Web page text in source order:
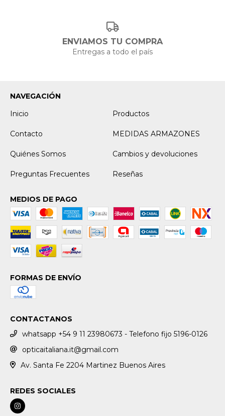
ENVIAMOS TU COMPRA
Entregas a todo el país
NAVEGACIÓN
Inicio
Productos
Contacto MEDIDAS ARMAZONES
Quiénes Somos Cambios y devoluciones
Preguntas Frecuentes Reseñas
MEDIOS DE PAGO
FORMAS DE ENVÍO
CONTACTANOS
whatsapp +54 9 11 23980673 - Telefono fijo 5196-0126
opticaitaliana.it@gmail.com
Av. Santa Fe 2204 Martinez Buenos Aires
REDES SOCIALES